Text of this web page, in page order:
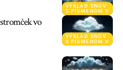
VÝKLAD SNOV
S PÍSMENOM V
VÝKLAD SNOV
S PÍSMENOM V
vo